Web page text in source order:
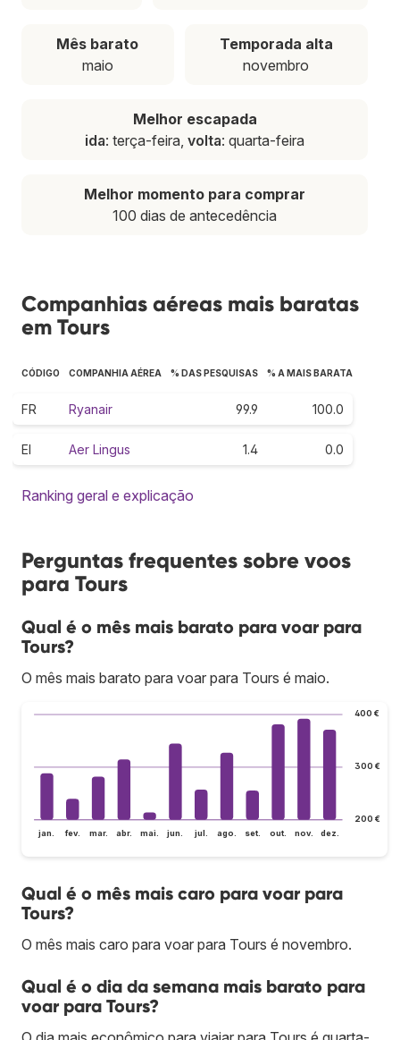
Mês barato
maio
Temporada alta
novembro
Melhor escapada
ida: terça-feira, volta: quarta-feira
Melhor momento para comprar
100 dias de antecedência
Companhias aéreas mais baratas
em Tours
CÓDIGO COMPANHIA AÉREA % DAS PESQUISAS % A MAIS BARATA
FR Ryanair 99.9 100.0
EI Aer Lingus 1.4 0.0
Ranking geral e explicação
Perguntas frequentes sobre voos
para Tours
Qual é o mês mais barato para voar para
Tours?
O mês mais barato para voar para Tours é maio.
200 €
300 €
400 €
jan. fev. mar. abr. mai. jun. jul. ago. set. out. nov. dez.
Qual é o mês mais caro para voar para
Tours?
O mês mais caro para voar para Tours é novembro.
Qual é o dia da semana mais barato para
voar para Tours?